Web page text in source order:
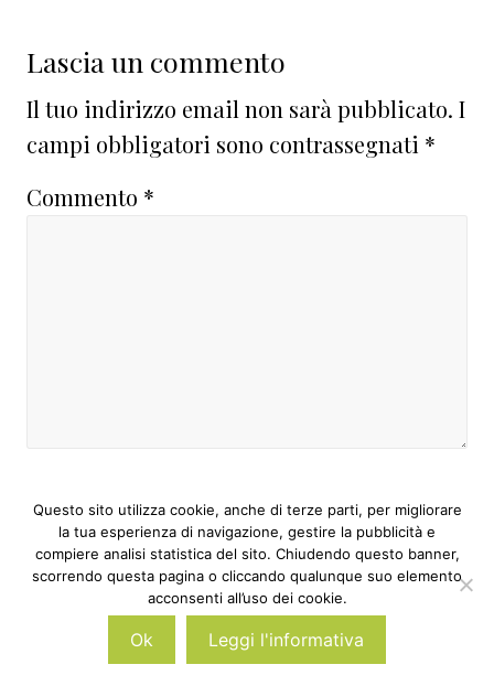
Lascia un commento
Il tuo indirizzo email non sarà pubblicato. I
campi obbligatori sono contrassegnati *
Commento *
Questo sito utilizza cookie, anche di terze parti, per migliorare
la tua esperienza di navigazione, gestire la pubblicità e
compiere analisi statistica del sito. Chiudendo questo banner,
scorrendo questa pagina o cliccando qualunque suo elemento
acconsenti all’uso dei cookie.
Ok Leggi l'informativa